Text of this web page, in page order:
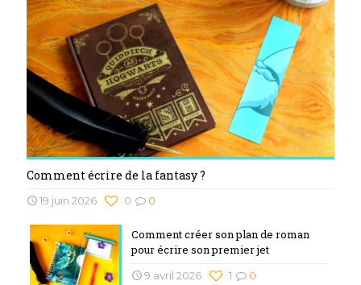
Comment écrire de la fantasy ?
19 juin 2026 0
0
Comment créer son plan de roman
pour écrire son premier jet
9 avril 2026 0
1